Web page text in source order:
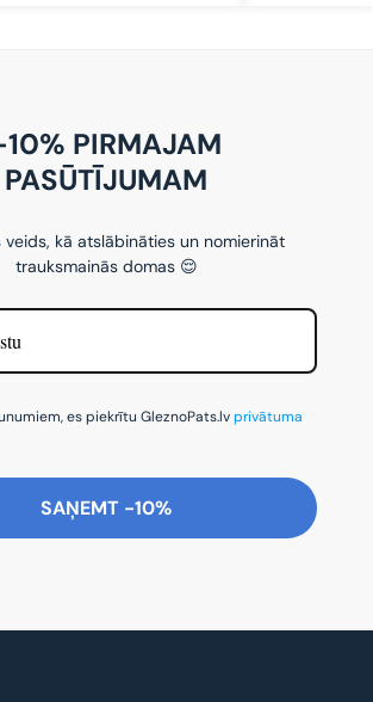
PIRMAJAM
PASŪTĪJUMAM
veids, kā atslābināties un nomierināt
trauksmainās domas 😌
es piekrītu GleznoPats.lvprivātuma
SAŅEMT -10%